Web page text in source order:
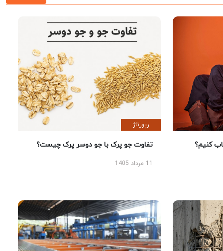
کنیم؟
رپورتاژ
تفاوت جو پرک با جو دوسر پرک چیست؟